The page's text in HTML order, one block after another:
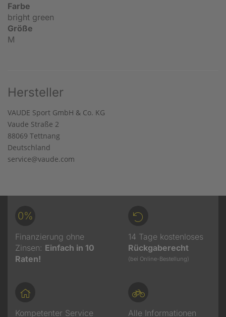
Farbe
bright green
Größe
M
Hersteller
VAUDE Sport GmbH & Co. KG
Vaude Straße 2
88069 Tettnang
Deutschland
service@vaude.com
0%
Finanzierung ohne
Zinsen: Einfach in 10
Raten!
14 Tage kostenloses
Rückgaberecht
(bei Online-Bestellung)
Kompetenter Service
Alle Informationen